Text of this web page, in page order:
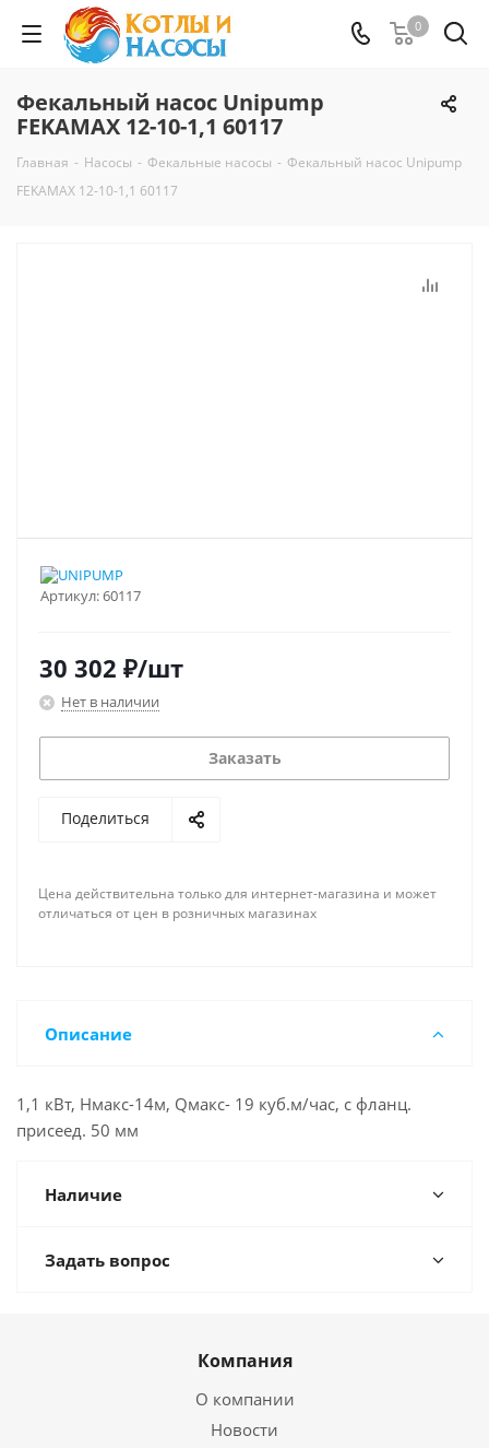
0
Фекальный насос Unipump
FEKAMAX 12-10-1,1 60117
Главная - Насосы - Фекальные насосы - Фекальный насос Unipump
FEKAMAX 12-10-1,1 60117
Артикул:60117
30 302 ₽/шт
Нет в наличии
Заказать
Поделиться
Цена действительна только для интернет-магазина и может
отличаться от цен в розничных магазинах
Описание
1,1 кВт, Нмакс-14м, Qмакс- 19 куб.м/час, с фланц.
присеед. 50 мм
Наличие
Задать вопрос
Компания
О компании
Новости